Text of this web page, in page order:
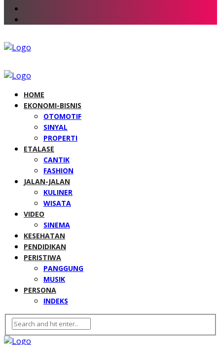
HOME
EKONOMI-BISNIS
OTOMOTIF
SINYAL
PROPERTI
ETALASE
CANTIK
FASHION
JALAN-JALAN
KULINER
WISATA
VIDEO
SINEMA
KESEHATAN
PENDIDIKAN
PERISTIWA
PANGGUNG
MUSIK
PERSONA
INDEKS